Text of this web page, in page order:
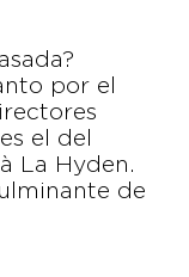
por el
el del
La Hyden.
de